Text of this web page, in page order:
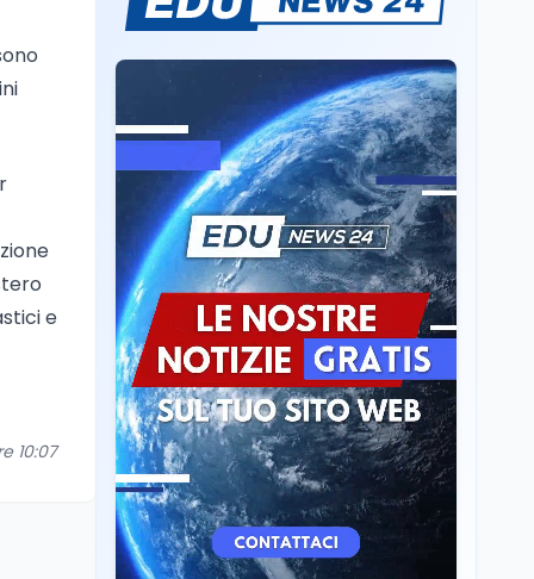
e
10:07
Chiusura ex Ilva, 3.803 in
pubblici bruciati
Scuola7 ago
Erasmus+ verso 40
miliardi, in Italia pesa il
piano da 420 milioni
Lavoro7 ago
Fondo perduto: cosa
significa davvero?
Ricerca6 ago
Un secolo di Warburg: il
farmaco anti-tumore
che accende la glicolisi